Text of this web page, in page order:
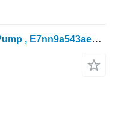
Ford 7610, 7710, Fuel Injection Pump , E7nn9a543aeb, 8397639 8523A020A dizna za traktora na kotačima